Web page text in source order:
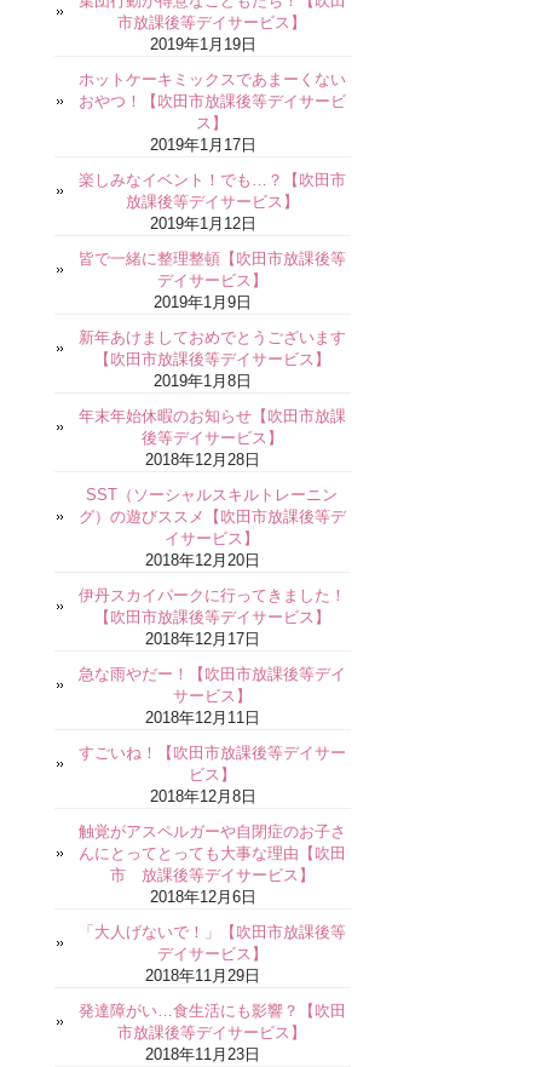
市放課後等デイサービス】
2019年1月19日
ホットケーキミックスであまーくない
おやつ！【吹田市放課後等デイサービ
ス】
2019年1月17日
楽しみなイベント！でも…？【吹田市
放課後等デイサービス】
2019年1月12日
皆で一緒に整理整頓【吹田市放課後等
デイサービス】
2019年1月9日
新年あけましておめでとうございます
【吹田市放課後等デイサービス】
2019年1月8日
年末年始休暇のお知らせ【吹田市放課
後等デイサービス】
2018年12月28日
SST（ソーシャルスキルトレーニン
グ）の遊びススメ【吹田市放課後等デ
イサービス】
2018年12月20日
伊丹スカイパークに行ってきました！
【吹田市放課後等デイサービス】
2018年12月17日
急な雨やだー！【吹田市放課後等デイ
サービス】
2018年12月11日
すごいね！【吹田市放課後等デイサー
ビス】
2018年12月8日
触覚がアスペルガーや自閉症のお子さ
んにとってとっても大事な理由【吹田
市 放課後等デイサービス】
2018年12月6日
「大人げないで！」【吹田市放課後等
デイサービス】
2018年11月29日
発達障がい…食生活にも影響？【吹田
市放課後等デイサービス】
2018年11月23日